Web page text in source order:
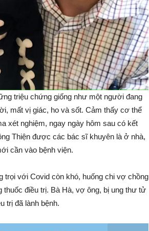
triệu chứng giống như một người đang
mất vị giác, ho và sốt. Cảm thấy cơ thể
xét nghiệm, ngay ngày hôm sau có kết
Thiện được các bác sĩ khuyên là ở nhà,
cần vào bệnh viện.
trọi với Covid còn khó, huống chi vợ chồng
thuốc điều trị. Bà Hà, vợ ông, bị ung thư tử
trị đã lành bệnh.